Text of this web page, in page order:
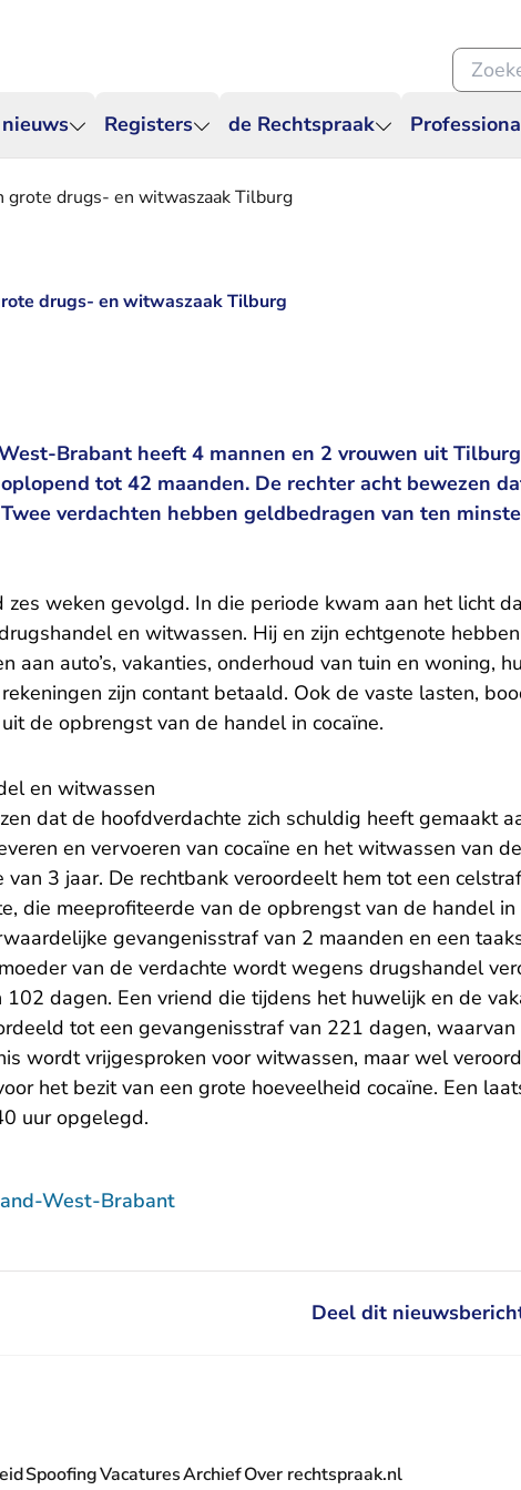
Registers de Rechtspraak
Zoeken
grote drugs- en witwaszaak Tilburg
drugs- en witwaszaak Tilburg
Brabant heeft 4 mannen en 2 vrouwen uit
tot 42 maanden. De rechter acht bewezen
verdachten hebben geldbedragen van ten
weken gevolgd. In die periode kwam aan het licht
en witwassen. Hij en zijn echtgenote
aan auto’s, vakanties, onderhoud van tuin en woning,
zijn contant betaald. Ook de vaste lasten,
de opbrengst van de handel in cocaïne.
en witwassen
dat de hoofdverdachte zich schuldig heeft gemaakt
en vervoeren van cocaïne en het witwassen van
van 3 jaar. De rechtbank veroordeelt hem tot een
die meeprofiteerde van de opbrengst van de handel
gevangenisstraf van 2 maanden en een
van de verdachte wordt wegens drugshandel
dagen. Een vriend die tijdens het huwelijk en de
tot een gevangenisstraf van 221 dagen,
wordt vrijgesproken voor witwassen, maar wel
het bezit van een grote hoeveelheid cocaïne. Een
uur opgelegd.
West-Brabant
Deel dit
SpoofingVacatures
- U verlaat Rechtspraak.nl
ArchiefOver rechtspraak.nl